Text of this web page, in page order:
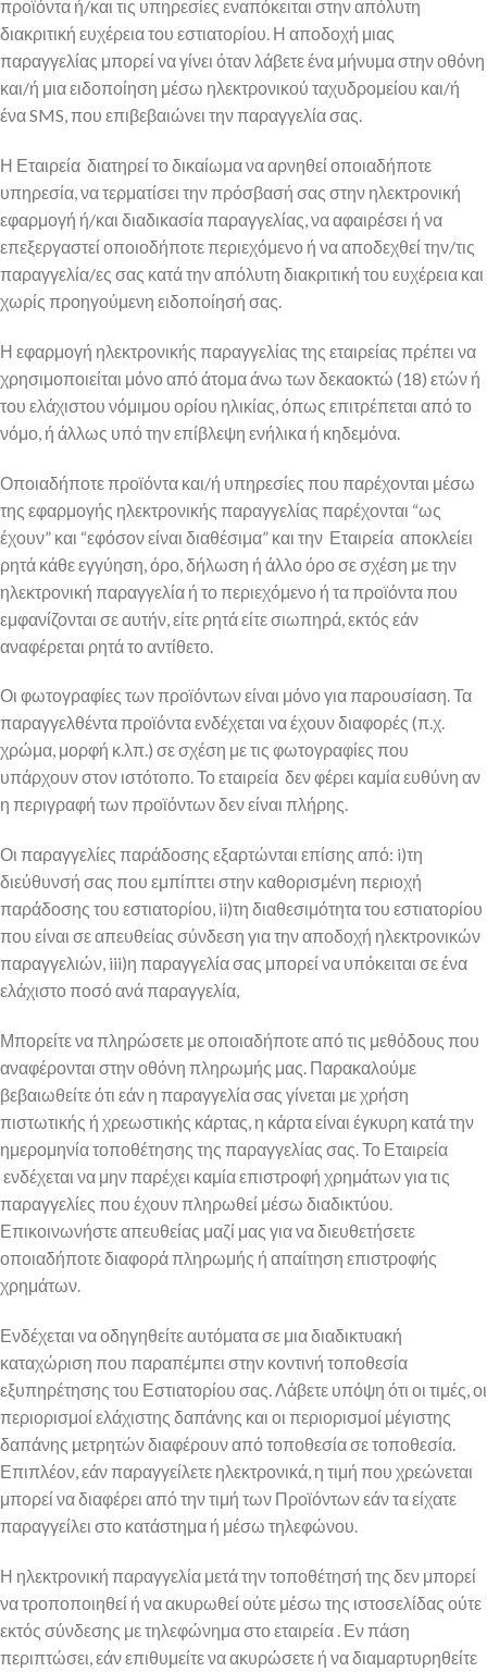
προϊόντα ή/και τις υπηρεσίες εναπόκειται στην απόλυτη
διακριτική ευχέρεια του εστιατορίου. Η αποδοχή μιας
παραγγελίας μπορεί να γίνει όταν λάβετε ένα μήνυμα στην οθόνη
και/ή μια ειδοποίηση μέσω ηλεκτρονικού ταχυδρομείου και/ή
ένα SMS, που επιβεβαιώνει την παραγγελία σας.
Η Εταιρεία διατηρεί το δικαίωμα να αρνηθεί οποιαδήποτε
υπηρεσία, να τερματίσει την πρόσβασή σας στην ηλεκτρονική
εφαρμογή ή/και διαδικασία παραγγελίας, να αφαιρέσει ή να
επεξεργαστεί οποιοδήποτε περιεχόμενο ή να αποδεχθεί την/τις
παραγγελία/ες σας κατά την απόλυτη διακριτική του ευχέρεια και
χωρίς προηγούμενη ειδοποίησή σας.
Η εφαρμογή ηλεκτρονικής παραγγελίας της εταιρείας πρέπει να
χρησιμοποιείται μόνο από άτομα άνω των δεκαοκτώ (18) ετών ή
του ελάχιστου νόμιμου ορίου ηλικίας, όπως επιτρέπεται από το
νόμο, ή άλλως υπό την επίβλεψη ενήλικα ή κηδεμόνα.
Οποιαδήποτε προϊόντα και/ή υπηρεσίες που παρέχονται μέσω
της εφαρμογής ηλεκτρονικής παραγγελίας παρέχονται “ως
έχουν” και “εφόσον είναι διαθέσιμα” και την Εταιρεία αποκλείει
ρητά κάθε εγγύηση, όρο, δήλωση ή άλλο όρο σε σχέση με την
ηλεκτρονική παραγγελία ή το περιεχόμενο ή τα προϊόντα που
εμφανίζονται σε αυτήν, είτε ρητά είτε σιωπηρά, εκτός εάν
αναφέρεται ρητά το αντίθετο.
Οι φωτογραφίες των προϊόντων είναι μόνο για παρουσίαση. Τα
παραγγελθέντα προϊόντα ενδέχεται να έχουν διαφορές (π.χ.
χρώμα, μορφή κ.λπ.) σε σχέση με τις φωτογραφίες που
υπάρχουν στον ιστότοπο. Το εταιρεία δεν φέρει καμία ευθύνη αν
η περιγραφή των προϊόντων δεν είναι πλήρης.
Οι παραγγελίες παράδοσης εξαρτώνται επίσης από: i)τη
διεύθυνσή σας που εμπίπτει στην καθορισμένη περιοχή
παράδοσης του εστιατορίου, ii)τη διαθεσιμότητα του εστιατορίου
που είναι σε απευθείας σύνδεση για την αποδοχή ηλεκτρονικών
παραγγελιών, iii)η παραγγελία σας μπορεί να υπόκειται σε ένα
ελάχιστο ποσό ανά παραγγελία,
Μπορείτε να πληρώσετε με οποιαδήποτε από τις μεθόδους που
αναφέρονται στην οθόνη πληρωμής μας. Παρακαλούμε
βεβαιωθείτε ότι εάν η παραγγελία σας γίνεται με χρήση
πιστωτικής ή χρεωστικής κάρτας, η κάρτα είναι έγκυρη κατά την
ημερομηνία τοποθέτησης της παραγγελίας σας. Το Εταιρεία
ενδέχεται να μην παρέχει καμία επιστροφή χρημάτων για τις
παραγγελίες που έχουν πληρωθεί μέσω διαδικτύου.
Επικοινωνήστε απευθείας μαζί μας για να διευθετήσετε
οποιαδήποτε διαφορά πληρωμής ή απαίτηση επιστροφής
χρημάτων.
Ενδέχεται να οδηγηθείτε αυτόματα σε μια διαδικτυακή
καταχώριση που παραπέμπει στην κοντινή τοποθεσία
εξυπηρέτησης του Εστιατορίου σας. Λάβετε υπόψη ότι οι τιμές, οι
περιορισμοί ελάχιστης δαπάνης και οι περιορισμοί μέγιστης
δαπάνης μετρητών διαφέρουν από τοποθεσία σε τοποθεσία.
Επιπλέον, εάν παραγγείλετε ηλεκτρονικά, η τιμή που χρεώνεται
μπορεί να διαφέρει από την τιμή των Προϊόντων εάν τα είχατε
παραγγείλει στο κατάστημα ή μέσω τηλεφώνου.
Η ηλεκτρονική παραγγελία μετά την τοποθέτησή της δεν μπορεί
να τροποποιηθεί ή να ακυρωθεί ούτε μέσω της ιστοσελίδας ούτε
εκτός σύνδεσης με τηλεφώνημα στο εταιρεία . Εν πάση
περιπτώσει, εάν επιθυμείτε να ακυρώσετε ή να διαμαρτυρηθείτε